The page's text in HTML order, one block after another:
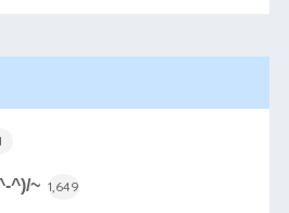
^)/~ 1,649